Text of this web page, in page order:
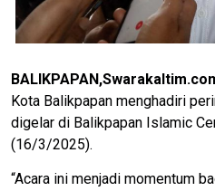
Kota Balikpapan menghadiri
digelar di Balikpapan Islamic
(16/3/2025).
“Acara ini menjadi momentum